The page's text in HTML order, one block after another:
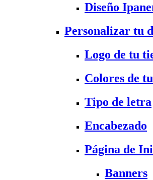
Diseño
Personalizar tu
Logo de tu
Colores de
Tipo de letra
Encabezado
Página de
Banners